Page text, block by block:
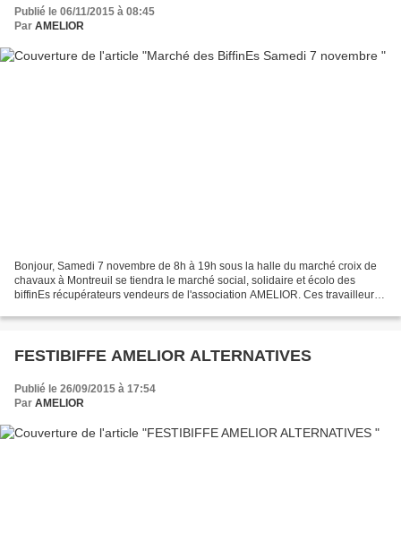
Publié le 06/11/2015 à 08:45
Par AMELIOR
Bonjour, Samedi 7 novembre de 8h à 19h sous la halle du marché croix de
chavaux à Montreuil se tiendra le marché social, solidaire et écolo des
biffinEs récupérateurs vendeurs de l'association AMELIOR. Ces travailleurs
FESTIBIFFE AMELIOR ALTERNATIVES
Publié le 26/09/2015 à 17:54
Par AMELIOR